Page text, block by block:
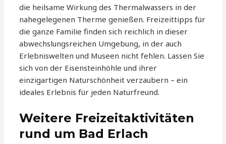
die heilsame Wirkung des Thermalwassers in der
nahegelegenen Therme genießen. Freizeittipps für
die ganze Familie finden sich reichlich in dieser
abwechslungsreichen Umgebung, in der auch
Erlebniswelten und Museen nicht fehlen. Lassen Sie
sich von der Eisensteinhöhle und ihrer
einzigartigen Naturschönheit verzaubern – ein
ideales Erlebnis für jeden Naturfreund.
Weitere Freizeitaktivitäten
rund um Bad Erlach